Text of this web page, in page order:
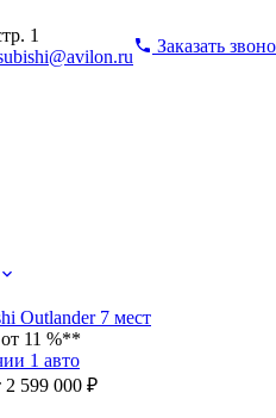
1
Заказать
Outlander 7 мест
11 %**
1 авто
2 599 000 ₽